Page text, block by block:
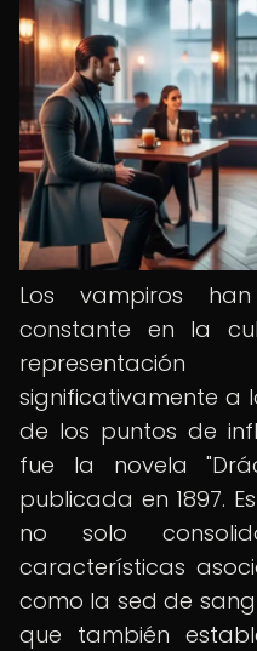
Los vampiros
constante en la
significativamente a
de los puntos de
fue la novela
publicada en 1897.
no solo
características
como la sed de
que también